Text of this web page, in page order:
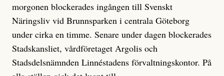
morgonen blockerades ingången till Svenskt
Näringsliv vid Brunnsparken i centrala Göteborg
under cirka en timme. Senare under dagen blockerades
Stadskansliet, vårdföretaget Argolis och
Stadsdelsnämnden Linnéstadens förvaltningskontor. På